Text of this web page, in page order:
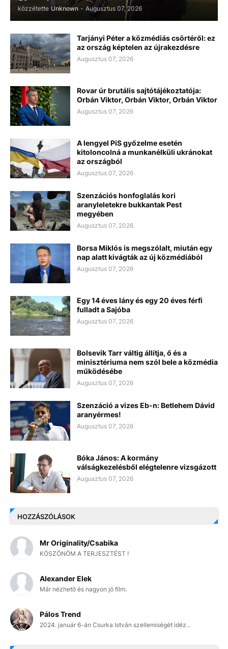
közzétette Unknown - Augusztus 07, 2026
Tarjányi Péter a közmédiás csörtéről: ez
az ország képtelen az újrakezdésre
Augusztus 07, 2026
Rovar úr brutális sajtótájékoztatója:
Orbán Viktor, Orbán Viktor, Orbán Viktor
Augusztus 07, 2026
A lengyel PiS győzelme esetén
kitoloncolná a munkanélküli ukránokat
az országból
Augusztus 07, 2026
Szenzációs honfoglalás kori
aranyleletekre bukkantak Pest
megyében
Augusztus 07, 2026
Borsa Miklós is megszólalt, miután egy
nap alatt kivágták az új közmédiából
Augusztus 07, 2026
Egy 14 éves lány és egy 20 éves férfi
fulladt a Sajóba
Augusztus 07, 2026
Bolsevik Tarr váltig állítja, ő és a
minisztériuma nem szól bele a közmédia
működésébe
Augusztus 07, 2026
Szenzáció a vizes Eb-n: Betlehem Dávid
aranyérmes!
Augusztus 07, 2026
Bóka János: A kormány
válságkezelésből elégtelenre vizsgázott
Augusztus 07, 2026
HOZZÁSZÓLÁSOK
Mr Originality/Csabika
KÖSZÖNÖM A TERJESZTÉST !
Alexander Elek
Már nézhető és nagyon jó film.
Pálos Trend
2024. január 6-án Csurka István szellemiségét idéz...